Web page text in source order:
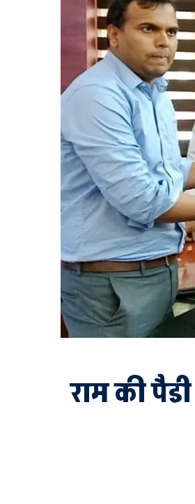
राम की